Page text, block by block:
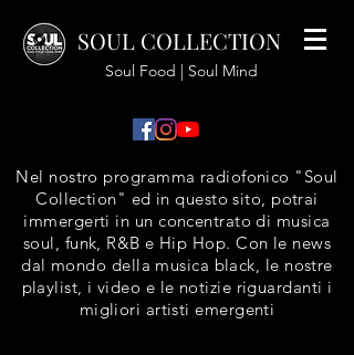
SOUL COLLECTION
Soul Food | Soul Mind
Nel nostro programma radiofonico "Soul
Collection" ed in questo sito, potrai
immergerti in un concentrato di musica
soul, funk, R&B e Hip Hop. Con le news
dal mondo della musica black, le nostre
playlist, i video e le notizie riguardanti i
migliori artisti emergenti